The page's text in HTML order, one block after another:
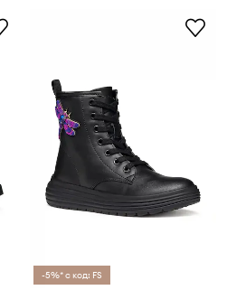
-5%* с код: FS